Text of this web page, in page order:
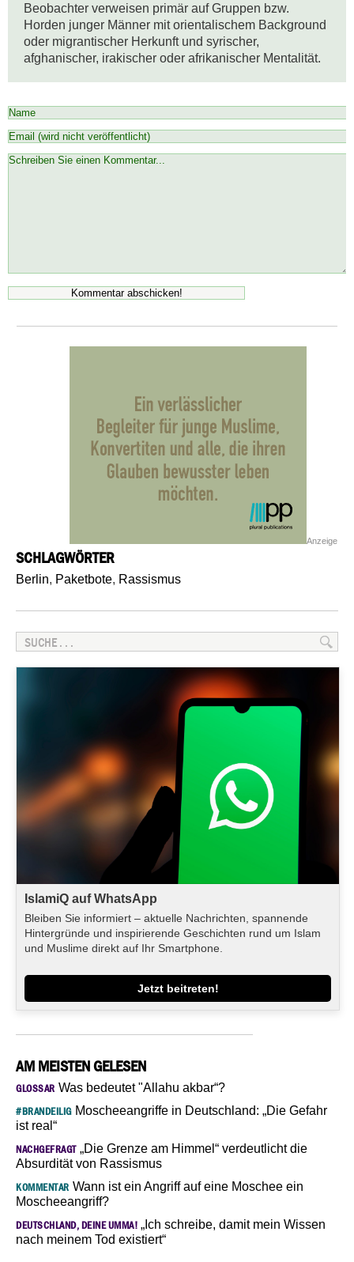
Beobachter verweisen primär auf Gruppen bzw.
Horden junger Männer mit orientalischem Background
oder migrantischer Herkunft und syrischer,
afghanischer, irakischer oder afrikanischer Mentalität.
Anzeige
SCHLAGWÖRTER
Berlin, Paketbote, Rassismus
IslamiQ auf WhatsApp
Bleiben Sie informiert – aktuelle Nachrichten, spannende
Hintergründe und inspirierende Geschichten rund um Islam
und Muslime direkt auf Ihr Smartphone.
Jetzt beitreten!
AM MEISTEN GELESEN
GLOSSAR Was bedeutet "Allahu akbar“?
#BRANDEILIGMoscheeangriffe in Deutschland: „Die Gefahr
ist real“
NACHGEFRAGT„Die Grenze am Himmel“ verdeutlicht die
Absurdität von Rassismus
KOMMENTAR Wann ist ein Angriff auf eine Moschee ein
Moscheeangriff?
DEUTSCHLAND, DEINE UMMA! „Ich schreibe, damit mein Wissen
nach meinem Tod existiert“